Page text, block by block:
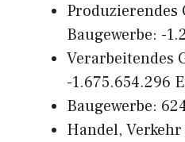
Produzierendes
Baugewerbe: -
Verarbeitendes
-1.675.654.296
Baugewerbe:
Handel,